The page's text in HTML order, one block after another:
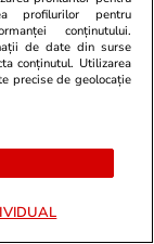
Advertorial
Înscrie-te
profilurilor pentru
conținutului.
de date din surse
conținutul. Utilizarea
precise de geolocație